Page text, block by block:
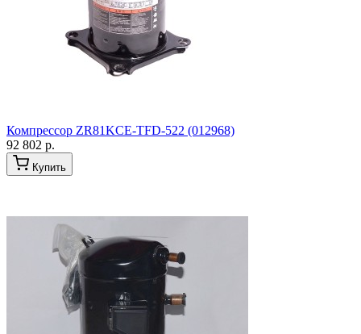
Компрессор ZR81KCE-TFD-522 (012968)
92 802 р.
Купить